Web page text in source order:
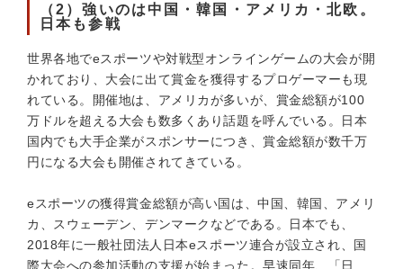
（2）強いのは中国・韓国・アメリカ・北欧。
日本も参戦
世界各地でeスポーツや対戦型オンラインゲームの大会が開
かれており、大会に出て賞金を獲得するプロゲーマーも現
れている。開催地は、アメリカが多いが、賞金総額が100
万ドルを超える大会も数多くあり話題を呼んでいる。日本
国内でも大手企業がスポンサーにつき、賞金総額が数千万
円になる大会も開催されてきている。
eスポーツの獲得賞金総額が高い国は、中国、韓国、アメリ
カ、スウェーデン、デンマークなどである。日本でも、
2018年に一般社団法人日本eスポーツ連合が設立され、国
際大会への参加活動の支援が始まった。早速同年、「日